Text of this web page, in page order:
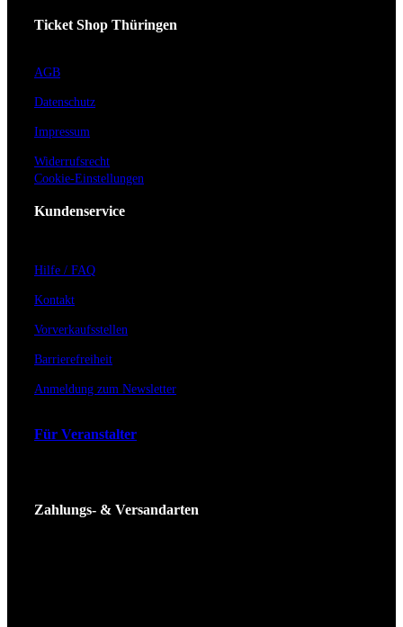
Ticket Shop Thüringen
AGB
Datenschutz
Impressum
Widerrufsrecht
Cookie-Einstellungen
Kundenservice
Hilfe / FAQ
Kontakt
Vorverkaufsstellen
Barrierefreiheit
Anmeldung zum Newsletter
Für Veranstalter
Zahlungs- & Versandarten